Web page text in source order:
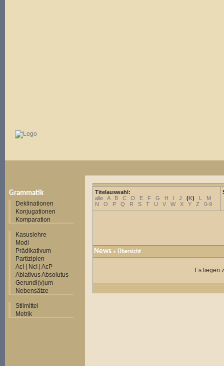
Grammatik
Deklinationen
Konjugationen
Komparation
Kasuslehre
Modi
Prädikativum
Partizipien
AcI | NcI | AcP
Ablativus Absolutus
Gerundi(v)um
Nebensätze
Stilmittel
Metrik
Titelauswahl:
alle
A B C D E F G H I J (K) L
M
N
O P Q R S T U V W X Y Z 0-9
News » Übersicht
Es liegen